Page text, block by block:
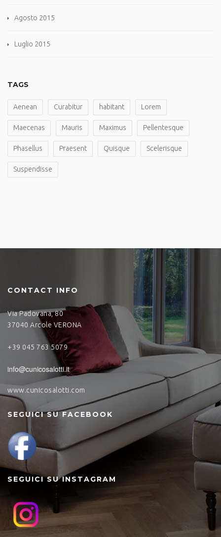
Agosto 2015
Luglio 2015
TAGS
Aenean Curabitur habitant Lorem
Maecenas Mauris Maximus Pellentesque
Phasellus Praesent Quisque Scelerisque
Suspendisse
CONTACT INFO
Via Padovana, 80
37040 Arcole VERONA
+39 045 763 5079
info@cunicosalotti.it
www.cunicosalotti.com
SEGUICI SU FACEBOOK
SEGUICI SU INSTAGRAM